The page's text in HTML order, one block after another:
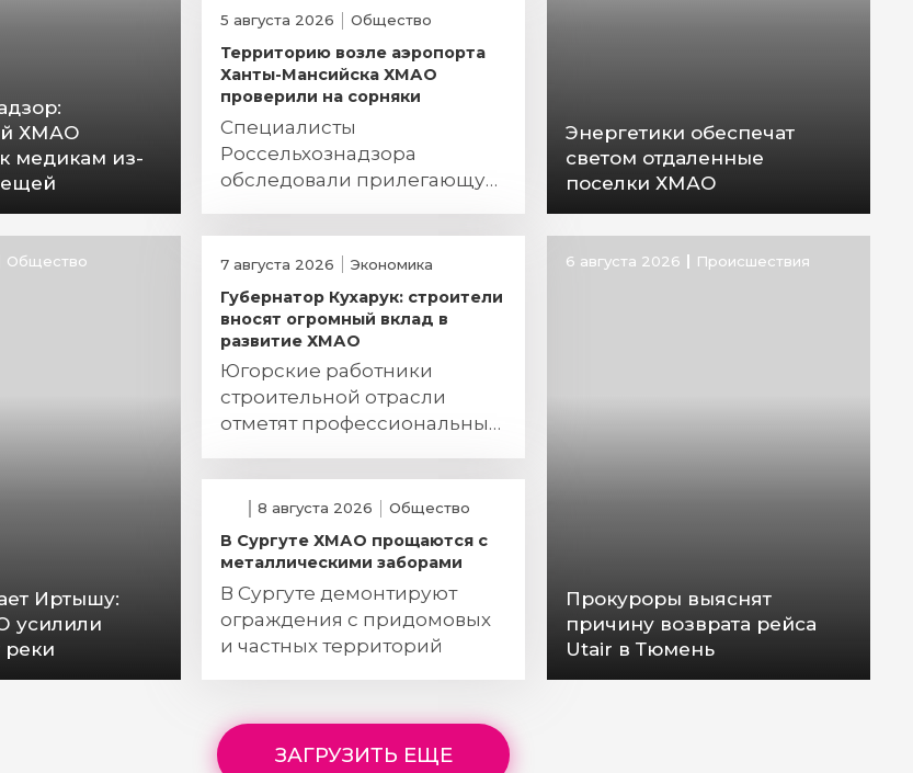
ХМАО
медикам из-
5 августа 2026 Общество
Территорию возле аэропорта
Ханты-Мансийска ХМАО
проверили на сорняки
Специалисты
Россельхознадзора
обследовали прилегающую
столицы Югры
Энергетики обеспечат
светом отдаленные
поселки ХМАО
Общество
Иртышу:
усилили
реки
7 августа 2026 Экономика
Губернатор Кухарук: строители
вносят огромный вклад в
развитие ХМАО
Югорские работники
строительной отрасли
отметят профессиональный
8 августа 2026 Общество
В Сургуте ХМАО прощаются с
металлическими заборами
В Сургуте демонтируют
ограждения с придомовых
и частных территорий
6 августа 2026 Происшествия
Прокуроры выяснят
причину возврата рейса
Utair в Тюмень
ЗАГРУЗИТЬ ЕЩЕ